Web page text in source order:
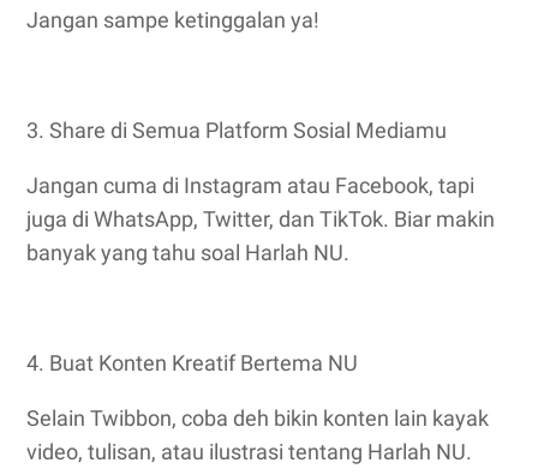
Jangan sampe ketinggalan ya!
3. Share di Semua Platform Sosial Mediamu
Jangan cuma di Instagram atau Facebook, tapi
juga di WhatsApp, Twitter, dan TikTok. Biar makin
banyak yang tahu soal Harlah NU.
4. Buat Konten Kreatif Bertema NU
Selain Twibbon, coba deh bikin konten lain kayak
video, tulisan, atau ilustrasi tentang Harlah NU.